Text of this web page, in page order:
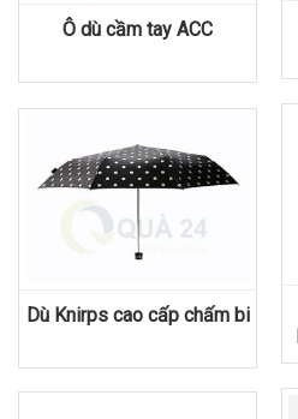
Ô dù cầm tay ACC
Dù Knirps cao cấp chấm bi